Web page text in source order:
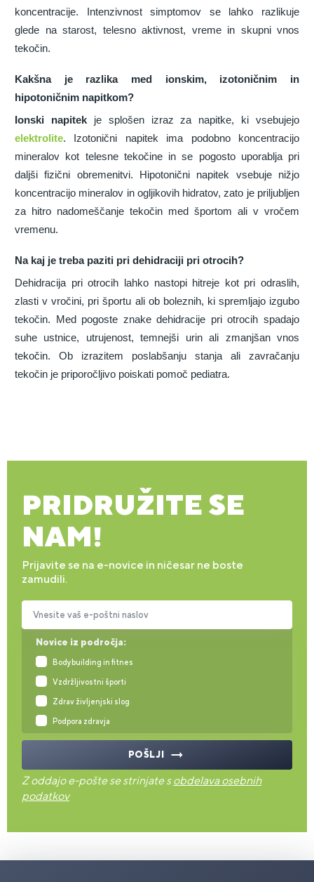
koncentracije. Intenzivnost simptomov se lahko razlikuje
glede na starost, telesno aktivnost, vreme in skupni vnos
tekočin.
Kakšna je razlika med ionskim, izotoničnim in
hipotoničnim napitkom?
Ionski napitekje splošen izraz za napitke, ki vsebujejo
elektrolite. Izotonični napitek ima podobno koncentracijo
mineralov kot telesne tekočine in se pogosto uporablja pri
daljši fizični obremenitvi. Hipotonični napitek vsebuje nižjo
koncentracijo mineralov in ogljikovih hidratov, zato je priljubljen
za hitro nadomeščanje tekočin med športom ali v vročem
vremenu.
Na kaj je treba paziti pri dehidraciji pri otrocih?
Dehidracija pri otrocih lahko nastopi hitreje kot pri odraslih,
zlasti v vročini, pri športu ali ob boleznih, ki spremljajo izgubo
tekočin. Med pogoste znake dehidracije pri otrocih spadajo
suhe ustnice, utrujenost, temnejši urin ali zmanjšan vnos
tekočin. Ob izrazitem poslabšanju stanja ali zavračanju
tekočin je priporočljivo poiskati pomoč pediatra.
PRIDRUŽITE SE
NAM!
Prijavite se na e-novice in ničesar ne boste
zamudili.
Novice iz področja:
Bodybuilding in fitnes
Vzdržljivostni športi
Zdrav življenjski slog
Podpora zdravja
Vnesite vaš e-poštni naslov
POŠLJI
Z oddajo e-pošte se strinjate sobdelava osebnih
podatkov